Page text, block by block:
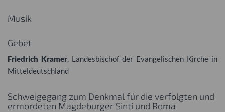
Musik
Gebet
Friedrich Kramer, Landesbischof der Evangelischen Kirche in
Mitteldeutschland
Schweigegang zum Denkmal für die verfolgten und
ermordeten Magdeburger Sinti und Roma